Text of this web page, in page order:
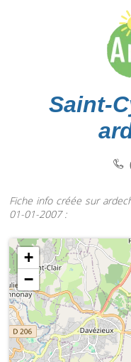
Saint-
Fiche info créée sur
01-01-2007 :
+
−